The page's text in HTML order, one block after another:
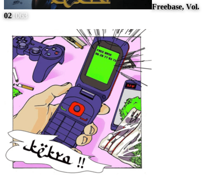
Freebase, Vol.
021063